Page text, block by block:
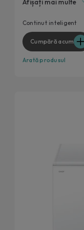
Flexi Space
Ajustare rapida
Continut extra
Afișați mai multe
Continut inteligent
Cumpără acum
Arată produsul